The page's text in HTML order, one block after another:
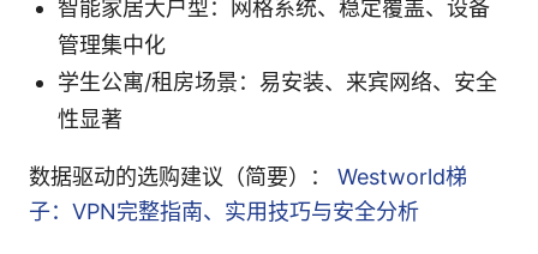
智能家居大户型：网格系统、稳定覆盖、设备
管理集中化
学生公寓/租房场景：易安装、来宾网络、安全
性显著
数据驱动的选购建议（简要）： Westworld梯
子：VPN完整指南、实用技巧与安全分析